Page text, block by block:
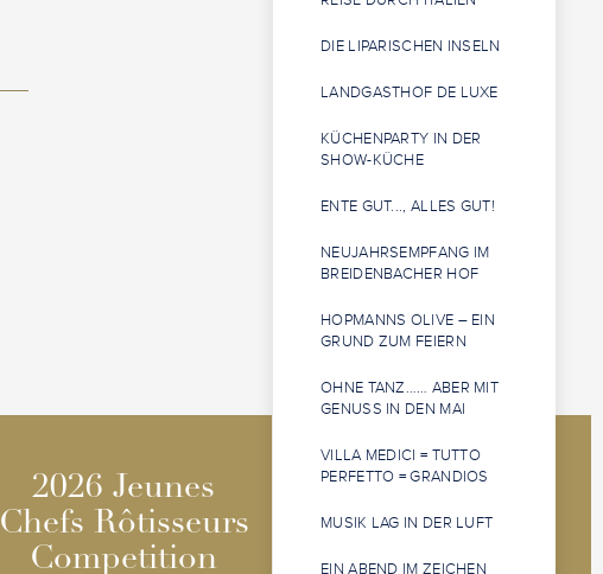
DIE LIPARISCHEN INSELN
LANDGASTHOF DE LUXE
KÜCHENPARTY IN DER
SHOW-KÜCHE
ENTE GUT..., ALLES GUT!
NEUJAHRSEMPFANG IM
BREIDENBACHER HOF
HOPMANNS OLIVE – EIN
GRUND ZUM FEIERN
OHNE TANZ…… ABER MIT
GENUSS IN DEN MAI
VILLA MEDICI = TUTTO
PERFETTO = GRANDIOS
MUSIK LAG IN DER LUFT
EIN ABEND IM ZEICHEN
2026 Jeunes
Chefs Rôtisseurs
Competition
2026 Jeunes
Chefs Rôtisseurs
Competition
2026 Jeunes
Sommeliers
2026 Jeunes
Sommeliers